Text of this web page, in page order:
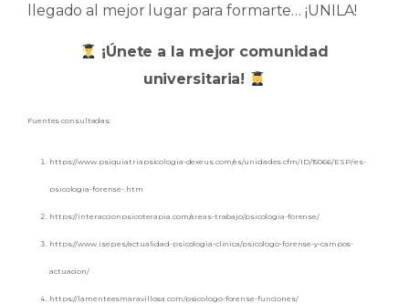
llegado al mejor lugar para formarte… ¡UNILA!
¡Únete a la mejor comunidad
universitaria!
Fuentes consultadas:
https://www.psiquiatriapsicologia-dexeus.com/es/unidades.cfm/ID/15066/ESP/-es-
psicologia-forense-.htm
https://interaccionpsicoterapia.com/areas-trabajo/psicologia-forense/
https://www.isep.es/actualidad-psicologia-clinica/psicologo-forense-y-campos-
actuacion/
https://lamenteesmaravillosa.com/psicologo-forense-funciones/